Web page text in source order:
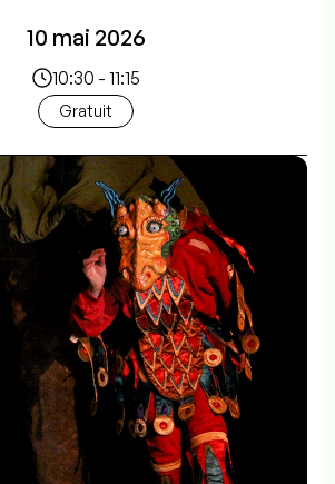
10 mai 2026
10:30 - 11:15
Gratuit